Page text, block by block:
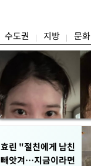
수도권 지방 문화
효린 "절친에게 남친
빼앗겨…지금이라면